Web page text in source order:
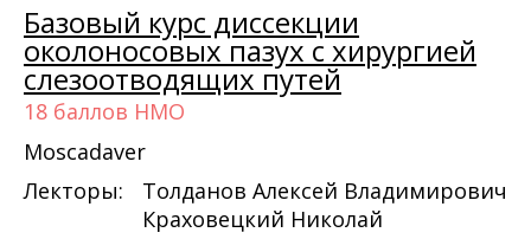
Базовый курс диссекции
околоносовых пазух с хирургией
слезоотводящих путей
18 баллов НМО
Moscadaver
Лекторы:
Толданов Алексей Владимирович
Краховецкий Николай